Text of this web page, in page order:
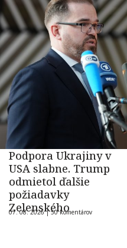
Podpora Ukrajiny v
USA slabne. Trump
odmietol ďalšie
požiadavky
Zelenského
07. 08. 2026 |50 komentárov